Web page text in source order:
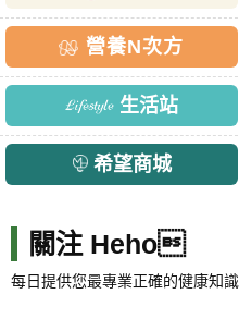
營養N次方
生活站
希望商城
關注 Heho
每日提供您最專業正確的健康知識